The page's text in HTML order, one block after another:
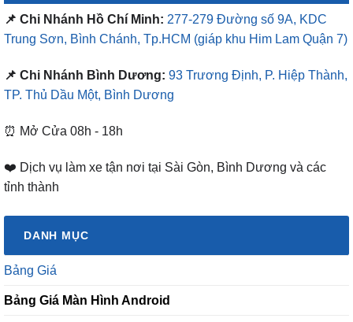
📌 Chi Nhánh Hồ Chí Minh: 277-279 Đường số 9A, KDC
Trung Sơn, Bình Chánh, Tp.HCM (giáp khu Him Lam Quận 7)
📌 Chi Nhánh Bình Dương: 93 Trương Định, P. Hiệp Thành,
TP. Thủ Dầu Một, Bình Dương
⏰ Mở Cửa 08h - 18h
❤️ Dịch vụ làm xe tận nơi tại Sài Gòn, Bình Dương và các
tỉnh thành
DANH MỤC
Bảng Giá
Bảng Giá Màn Hình Android